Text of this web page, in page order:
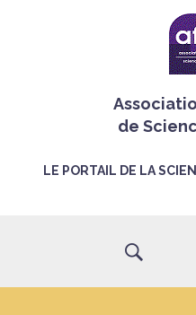
de
LE PORTAIL DE LA